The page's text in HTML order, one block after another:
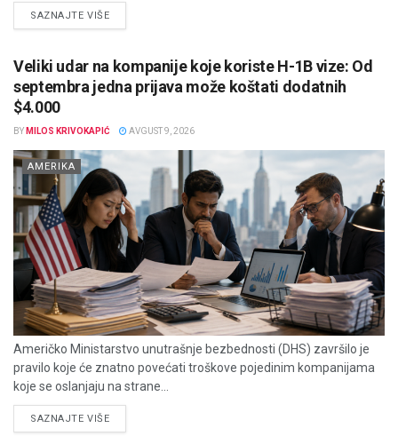
SAZNAJTE VIŠEDETAILS
Veliki udar na kompanije koje koriste H-1B vize: Od
septembra jedna prijava može koštati dodatnih
$4.000
BY MILOS KRIVOKAPIĆ AVGUST 9, 2026
AMERIKA
Američko Ministarstvo unutrašnje bezbednosti (DHS) završilo je
pravilo koje će znatno povećati troškove pojedinim kompanijama
koje se oslanjaju na strane...
SAZNAJTE VIŠEDETAILS